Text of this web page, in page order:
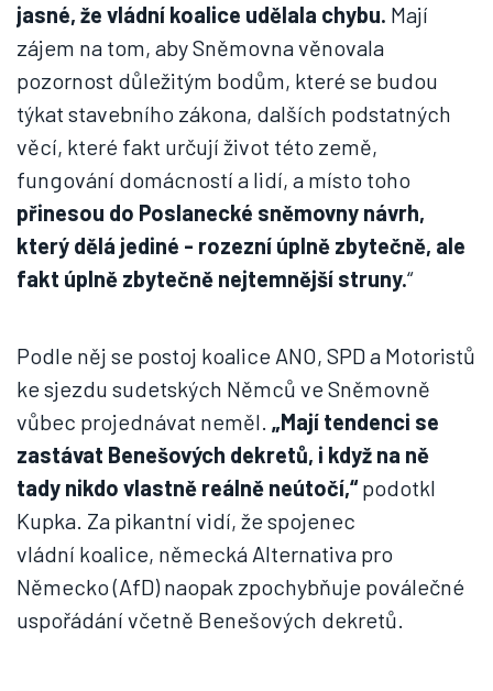
jasné, že vládní koalice udělala chybu. Mají
zájem na tom, aby Sněmovna věnovala
pozornost důležitým bodům, které se budou
týkat stavebního zákona, dalších podstatných
věcí, které fakt určují život této země,
fungování domácností a lidí, a místo toho
přinesou do Poslanecké sněmovny návrh,
který dělá jediné - rozezní úplně zbytečně, ale
fakt úplně zbytečně nejtemnější struny.“
Podle něj se postoj koalice ANO, SPD a Motoristů
ke sjezdu sudetských Němců ve Sněmovně
vůbec projednávat neměl. „Mají tendenci se
zastávat Benešových dekretů, i když na ně
tady nikdo vlastně reálně neútočí,“podotkl
Kupka. Za pikantní vidí, že spojenec
vládní koalice, německá Alternativa pro
Německo (AfD) naopak zpochybňuje poválečné
uspořádání včetně Benešových dekretů.